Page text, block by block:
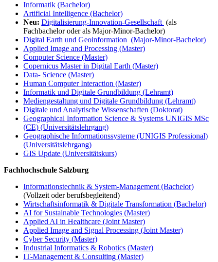
Informatik (Bachelor)
Artificial Intelligence (Bachelor)
Neu: Digitalisierung-Innovation-Gesellschaft (als
Fachbachelor oder als Major-Minor-Bachelor)
Digital Earth und Geoinformation (Major-Minor-Bachelor)
Applied Image and Processing (Master)
Computer Science (Master)
Copernicus Master in Digital Earth (Master)
Data- Science (Master)
Human Computer Interaction (Master)
Informatik und Digitale Grundbildung (Lehramt)
Mediengestaltung und Digitale Grundbildung (Lehramt)
Digitale und Analytische Wissenschaften (Doktorat)
Geographical Information Science & Systems UNIGIS MSc
(CE) (Universitätslehrgang)
Geographische Informationssysteme (UNIGIS Professional)
(Universitätslehrgang)
GIS Update (Universitätskurs)
Fachhochschule Salzburg
Informationstechnik & System-Management (Bachelor)
(Vollzeit oder berufsbegleitend)
Wirtschaftsinformatik & Digitale Transformation (Bachelor)
AI for Sustainable Technologies (Master)
Applied AI in Healthcare (Joint Master)
Applied Image and Signal Processing (Joint Master)
Cyber Security (Master)
Industrial Informatics & Robotics (Master)
IT-Management & Consulting (Master)